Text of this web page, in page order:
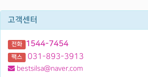
고객센터
전화 1544-7454
팩스 031-893-3913
bestsilsa@naver.com